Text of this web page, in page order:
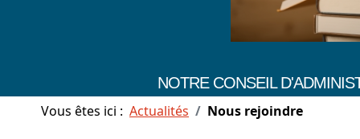
NOTRE CONSEIL
Vous êtes ici : Actualités Nous rejoindre